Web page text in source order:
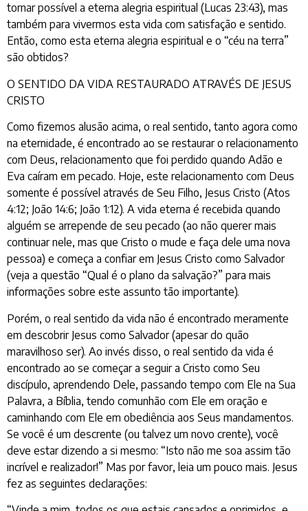
tornar possível a eterna alegria espiritual (Lucas 23:43), mas
também para vivermos esta vida com satisfação e sentido.
Então, como esta eterna alegria espiritual e o “céu na terra”
são obtidos?
O SENTIDO DA VIDA RESTAURADO ATRAVÉS DE JESUS
CRISTO
Como fizemos alusão acima, o real sentido, tanto agora como
na eternidade, é encontrado ao se restaurar o relacionamento
com Deus, relacionamento que foi perdido quando Adão e
Eva caíram em pecado. Hoje, este relacionamento com Deus
somente é possível através de Seu Filho, Jesus Cristo (Atos
4:12; João 14:6; João 1:12). A vida eterna é recebida quando
alguém se arrepende de seu pecado (ao não querer mais
continuar nele, mas que Cristo o mude e faça dele uma nova
pessoa) e começa a confiar em Jesus Cristo como Salvador
(veja a questão “Qual é o plano da salvação?” para mais
informações sobre este assunto tão importante).
Porém, o real sentido da vida não é encontrado meramente
em descobrir Jesus como Salvador (apesar do quão
maravilhoso ser). Ao invés disso, o real sentido da vida é
encontrado ao se começar a seguir a Cristo como Seu
discípulo, aprendendo Dele, passando tempo com Ele na Sua
Palavra, a Bíblia, tendo comunhão com Ele em oração e
caminhando com Ele em obediência aos Seus mandamentos.
Se você é um descrente (ou talvez um novo crente), você
deve estar dizendo a si mesmo: “Isto não me soa assim tão
incrível e realizador!” Mas por favor, leia um pouco mais. Jesus
fez as seguintes declarações: